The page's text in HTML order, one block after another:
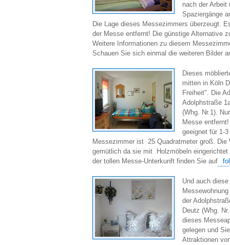
nach der
Spaziergänge
Die Lage dieses Messezimmers überzeugt.
der Messe entfernt! Die günstige Alternative
Weitere Informationen zu diesem
Schauen Sie sich einmal die weiteren Bilder
Dieses
mitten in Köln
Freiheit". Die
Adolphstraße
(Whg. Nr.1).
Messe
geeignet für 1-
Messezimmer ist 25 Quadratmeter groß. Die
gemütlich da sie mit Holzmöbeln
der tollen Messe-Unterkunft finden Sie auf
Und auch
der
Deutz (Whg.
dieses
gelegen und
Attraktionen